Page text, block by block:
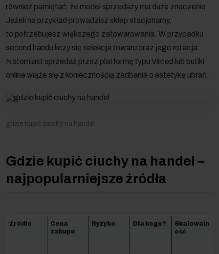
również pamiętać, że model sprzedaży ma duże znaczenie.
Jeżeli na przykład prowadzisz sklep stacjonarny,
to potrzebujesz większego zatowarowania. W przypadku
second handu liczy się selekcja towaru oraz jego rotacja.
Natomiast sprzedaż przez platformę typu Vinted lub butiki
online wiąże się z koniecznością zadbania o estetykę ubrań.
gdzie kupić ciuchy na handel
Gdzie kupić ciuchy na handel –
najpopularniejsze źródła
Źródło
Cena
zakupu
Ryzyko Dla kogo?
Skalowaln
ość